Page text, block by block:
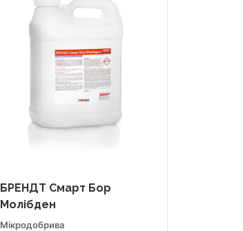
БРЕНДТ Смарт Бор
Молібден
Мікродобрива